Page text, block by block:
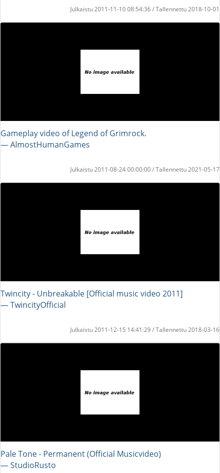
Julkaistu 2011-11-10 08:54:36 / Tallennettu 2018-10-01
Gameplay video of Legend of Grimrock.
― AlmostHumanGames
Julkaistu 2011-08-24 00:00:00 / Tallennettu 2021-05-17
Twincity - Unbreakable [Official music video 2011]
― TwincityOfficial
Julkaistu 2011-12-15 14:41:29 / Tallennettu 2018-03-16
Pale Tone - Permanent (Official Musicvideo)
― StudioRusto